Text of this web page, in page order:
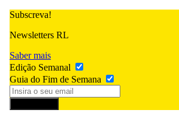
Subscreva!
Newsletters RL
Saber mais
Edição Semanal
Guia do Fim de Semana